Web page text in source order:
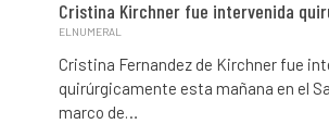
Cristina Kirchner fue intervenida
ELNUMERAL
Cristina Fernandez de Kirchner fue
quirúrgicamente esta mañana en el
marco de…